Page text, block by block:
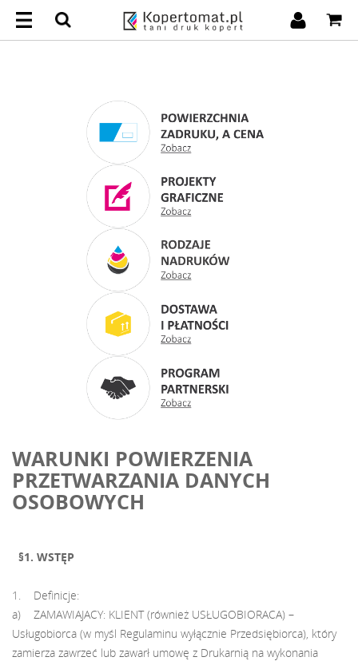
WARUNKI POWIERZENIA
PRZETWARZANIA DANYCH
OSOBOWYCH
§1. WSTĘP
1. Definicje:
a) ZAMAWIAJACY: KLIENT (również USŁUGOBIORACA) –
Usługobiorca (w myśl Regulaminu wyłącznie Przedsiębiorca), który
zamierza zawrzeć lub zawarł umowę z Drukarnią na wykonania